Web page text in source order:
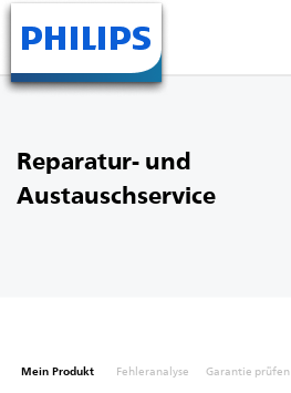
Reparatur- und
Austauschservice
Mein Produkt Fehleranalyse Garantie prüfen